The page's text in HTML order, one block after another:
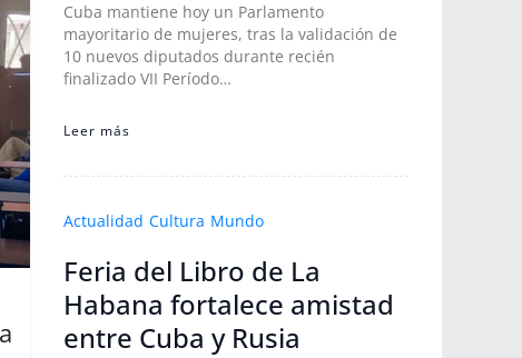
Cuba mantiene hoy un Parlamento
mayoritario de mujeres, tras la validación de
10 nuevos diputados durante recién
finalizado VII Período…
Leer más
Actualidad Cultura Mundo
Feria del Libro de La
Habana fortalece amistad
entre Cuba y Rusia